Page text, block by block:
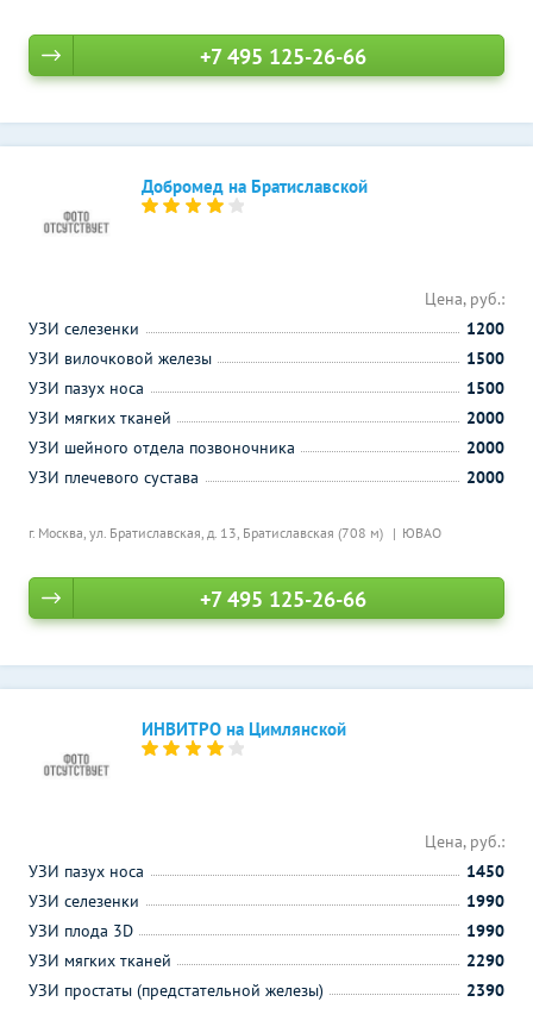
+7 495 125-26-66
Добромед на Братиславской
г. Москва, ул. Братиславская, д. 13, Братиславская (708 м) ЮВАО
Цена, руб.:
УЗИ селезенки
1200
УЗИ вилочковой железы
1500
УЗИ пазух носа
1500
УЗИ мягких тканей
2000
УЗИ шейного отдела позвоночника
2000
УЗИ плечевого сустава
2000
+7 495 125-26-66
ИНВИТРО на Цимлянской
Цена, руб.:
УЗИ пазух носа
1450
УЗИ селезенки
1990
УЗИ плода 3D
1990
УЗИ мягких тканей
2290
УЗИ простаты (предстательной железы)
2390